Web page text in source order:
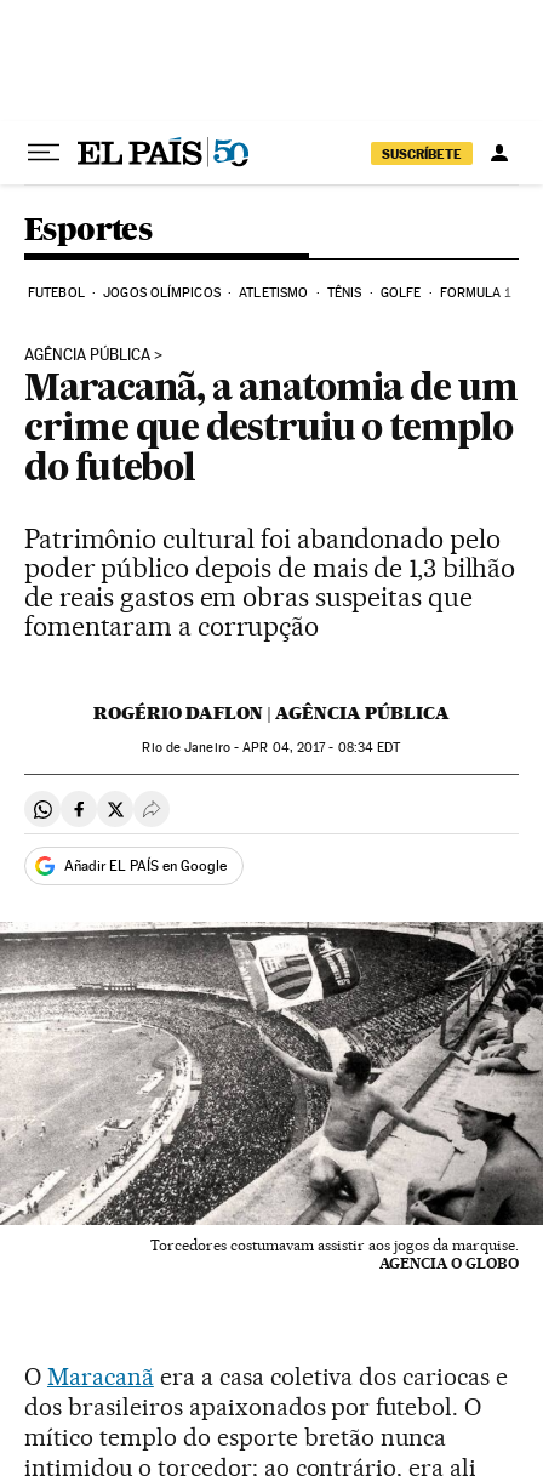
SUSCRÍBETE
Esportes
FUTEBOL JOGOS OLÍMPICOS ATLETISMO TÊNIS GOLFE FORMULA 1
AGÊNCIA PÚBLICA
Maracanã, a anatomia de um
crime que destruiu o templo
do futebol
Patrimônio cultural foi abandonado pelo
poder público depois de mais de 1,3 bilhão
de reais gastos em obras suspeitas que
fomentaram a corrupção
ROGÉRIO DAFLON | AGÊNCIA PÚBLICA
Rio de Janeiro -APR 04, 2017 - 08:34 EDT
Compartir en Whatsapp
Compartir en Facebook
Compartir en Twitter
Desplegar Redes Sociales
Añadir EL PAÍS en Google
Torcedores costumavam assistir aos jogos da marquise.
AGENCIA O GLOBO
O Maracanãera a casa coletiva dos cariocas e
dos brasileiros apaixonados por futebol. O
mítico templo do esporte bretão nunca
intimidou o torcedor; ao contrário, era ali